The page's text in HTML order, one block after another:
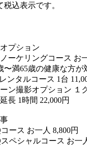
込表示です。
プション
ノーケリングコース お
〜満65歳の健康な方が
レンタルコース 1台
ーン撮影オプション １
長 1時間 22,000円
コース お一人 8,800円
スペシャルコース お一